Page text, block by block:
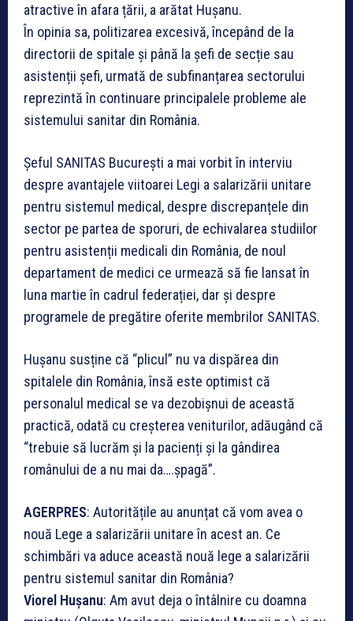
atractive în afara țării, a arătat Hușanu.
În opinia sa, politizarea excesivă, începând de la
directorii de spitale și până la șefi de secție sau
asistenții șefi, urmată de subfinanțarea sectorului
reprezintă în continuare principalele probleme ale
sistemului sanitar din România.
Șeful SANITAS București a mai vorbit în interviu
despre avantajele viitoarei Legi a salarizării unitare
pentru sistemul medical, despre discrepanțele din
sector pe partea de sporuri, de echivalarea studiilor
pentru asistenții medicali din România, de noul
departament de medici ce urmează să fie lansat în
luna martie în cadrul federației, dar și despre
programele de pregătire oferite membrilor SANITAS.
Hușanu susține că “plicul” nu va dispărea din
spitalele din România, însă este optimist că
personalul medical se va dezobișnui de această
practică, odată cu creșterea veniturilor, adăugând că
“trebuie să lucrăm și la pacienți și la gândirea
românului de a nu mai da….șpagă”.
AGERPRES: Autoritățile au anunțat că vom avea o
nouă Lege a salarizării unitare în acest an. Ce
schimbări va aduce această nouă lege a salarizării
pentru sistemul sanitar din România?
Viorel Hușanu: Am avut deja o întâlnire cu doamna